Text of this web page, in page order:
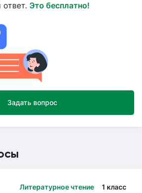
Это бесплатно!
Задать вопрос
Литературное чтение 1 класс